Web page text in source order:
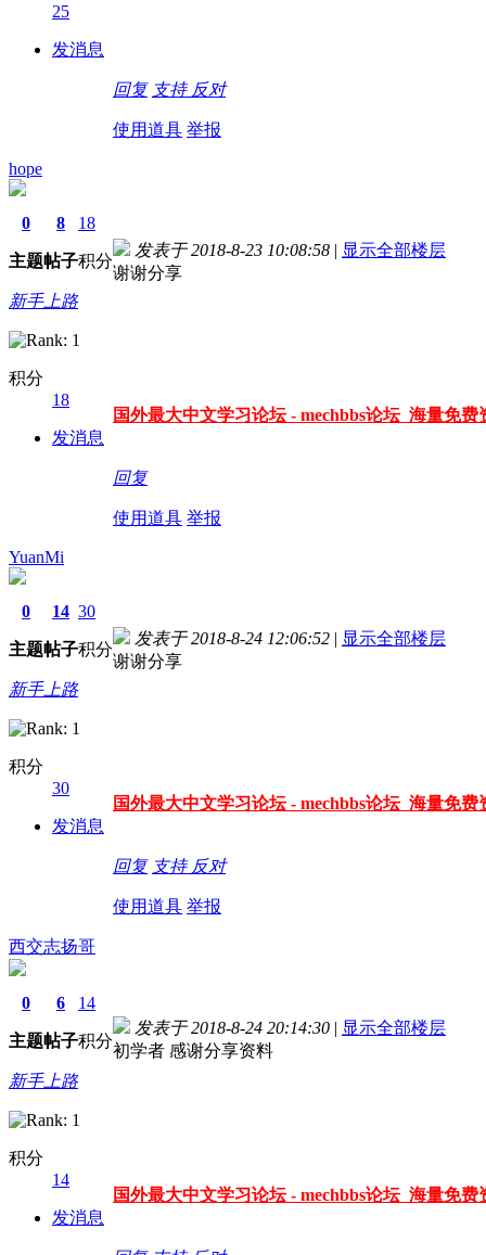
25
发消息
回复 支持 反对
使用道具 举报
hope
0
主题
8
帖子
18
积分
新手上路
积分
18
发消息
发表于 2018-8-23 10:08:58 | 显示全部楼层
谢谢分享
国外最大中文学习论坛 - mechbbs论坛 海量免费
回复
使用道具 举报
YuanMi
0
主题
14
帖子
30
积分
新手上路
积分
30
发消息
发表于 2018-8-24 12:06:52 | 显示全部楼层
谢谢分享
国外最大中文学习论坛 - mechbbs论坛 海量免费
回复 支持 反对
使用道具 举报
西交志扬哥
0
主题
6
帖子
14
积分
新手上路
积分
14
发消息
发表于 2018-8-24 20:14:30 | 显示全部楼层
初学者 感谢分享资料
国外最大中文学习论坛 - mechbbs论坛 海量免费